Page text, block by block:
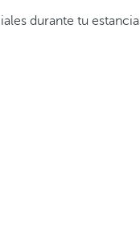
durante tu estancia